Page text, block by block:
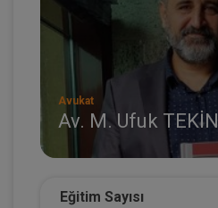
Avukat
Av. M. Ufuk TEKİN
Eğitim Sayısı